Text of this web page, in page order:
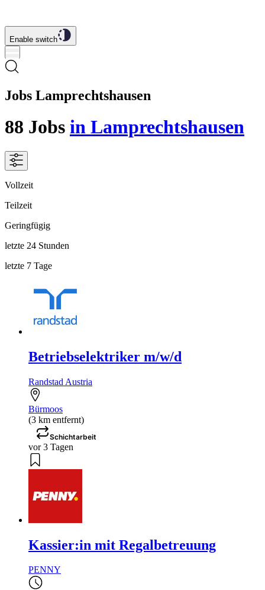
Enable switch
Jobs Lamprechtshausen
88 Jobs in Lamprechtshausen
Vollzeit
Teilzeit
Geringfügig
letzte 24 Stunden
letzte 7 Tage
Betriebselektriker m/w/d
Randstad Austria
Bürmoos
(3 km entfernt)
Schichtarbeit
vor 3 Tagen
Kassier:in mit Regalbetreuung
PENNY